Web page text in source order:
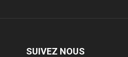
SUIVEZ NOUS